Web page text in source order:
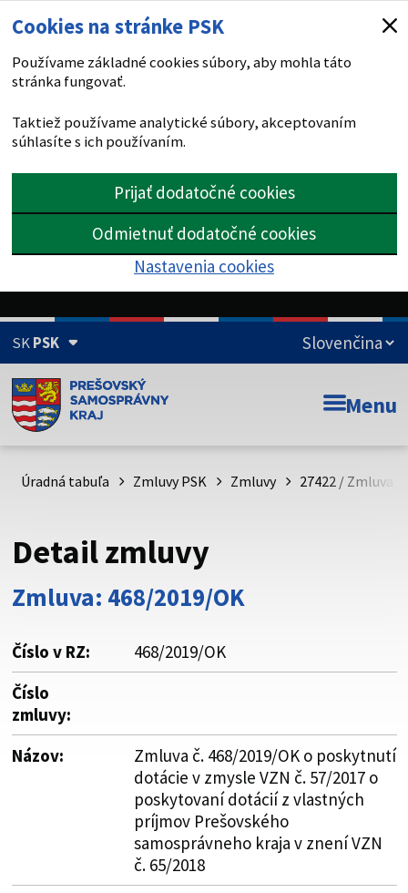
Cookies na stránke PSK
Používame základné cookies súbory, aby mohla táto
stránka fungovať.
Taktiež používame analytické súbory, akceptovaním
súhlasíte s ich používaním.
Prijať dodatočné cookies
Odmietnuť dodatočné cookies
Nastavenia cookies
SKPSK
Doména psk.sk je oficiálna
Toto je oficiálna webová stránka Prešovského
psk.sk.
Buďte pozorní a vždy sa uistite, že zdieľate informácie iba
cez zabezpečenú webovú stránku. Zabezpečená stránka
vždy začína https:// pred názvom domény webového sídla.
Menu
Úradná tabuľa Zmluvy PSK Zmluvy 27422 / Zmluva
Detail zmluvy
Zmluva: 468/2019/OK
Číslo v RZ:
468/2019/OK
Číslo
zmluvy:
Názov:
Zmluva č. 468/2019/OK o poskytnutí
dotácie v zmysle VZN č. 57/2017 o
poskytovaní dotácií z vlastných
príjmov Prešovského
samosprávneho kraja v znení VZN
č. 65/2018